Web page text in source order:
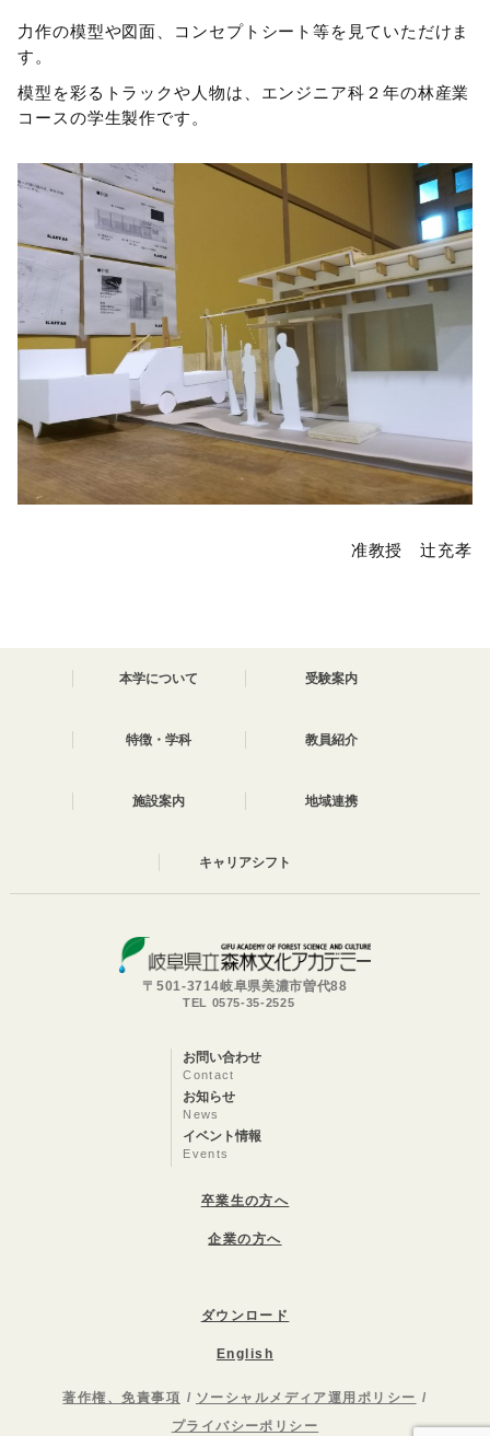
力作の模型や図面、コンセプトシート等を見ていただけま
す。
模型を彩るトラックや人物は、エンジニア科２年の林産業
コースの学生製作です。
准教授 辻充孝
本学について 受験案内
特徴・学科 教員紹介
施設案内 地域連携
キャリアシフト
〒501-3714岐阜県美濃市曽代88
TEL 0575-35-2525
お問い合わせ
Contact
お知らせ
News
イベント情報
Events
卒業生の方へ
企業の方へ
ダウンロード
English
著作権、免責事項
ソーシャルメディア運用ポリシー
プライバシーポリシー